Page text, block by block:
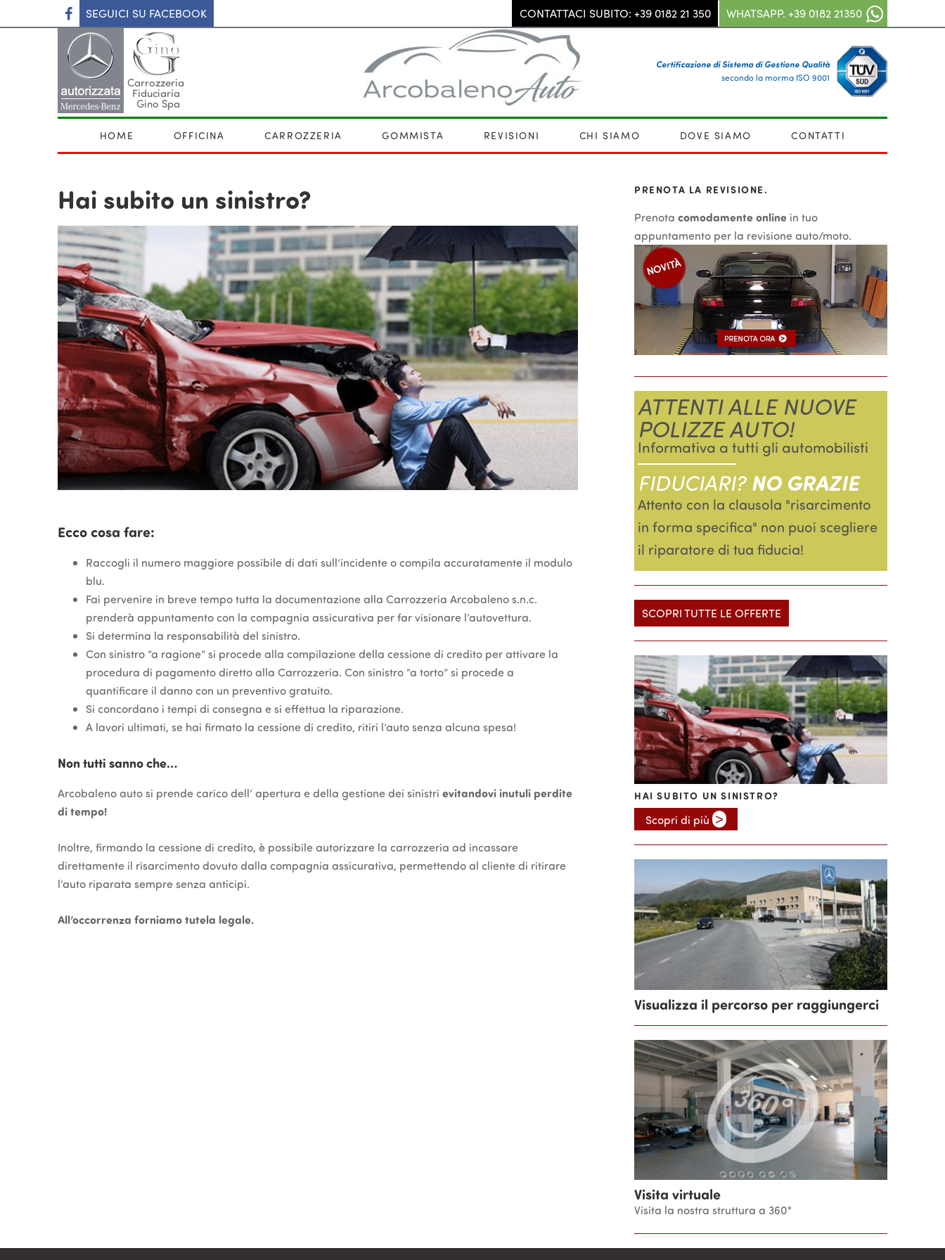
SEGUICI SU FACEBOOK CONTATTACI SUBITO: +39 0182 21 350 WHATSAPP. +39 0182 21350
Carrozzeria
Fiduciaria
Gino Spa
Certificazione di Sistema di Gestione Qualità
secondo la morma ISO 9001
HOME OFFICINA CARROZZERIA GOMMISTA REVISIONI CHI SIAMO DOVE SIAMO CONTATTI
Hai subito un sinistro?
Ecco cosa fare:
Raccogli il numero maggiore possibile di dati sull’incidente o compila accuratamente il modulo
blu.
Fai pervenire in breve tempo tutta la documentazione alla Carrozzeria Arcobaleno s.n.c.
prenderà appuntamento con la compagnia assicurativa per far visionare l’autovettura.
Si determina la responsabilità del sinistro.
Con sinistro “a ragione” si procede alla compilazione della cessione di credito per attivare la
procedura di pagamento diretto alla Carrozzeria. Con sinistro “a torto” si procede a
quantificare il danno con un preventivo gratuito.
Si concordano i tempi di consegna e si effettua la riparazione.
A lavori ultimati, se hai firmato la cessione di credito, ritiri l’auto senza alcuna spesa!
Non tutti sanno che…
Arcobaleno auto si prende carico dell’ apertura e della gestione dei sinistri evitandovi inutuli perdite
di tempo!
Inoltre, firmando la cessione di credito, è possibile autorizzare la carrozzeria ad incassare
direttamente il risarcimento dovuto dalla compagnia assicurativa, permettendo al cliente di ritirare
l’auto riparata sempre senza anticipi.
All’occorrenza forniamo tutela legale.
PRENOTA LA REVISIONE.
Prenota comodamente online in tuo
appuntamento per la revisione auto/moto.
ATTENTI ALLE NUOVE
POLIZZE AUTO!
Informativa a tutti gli automobilisti
FIDUCIARI? NO GRAZIE
Attento con la clausola "risarcimento
in forma specifica" non puoi scegliere
il riparatore di tua fiducia!
SCOPRI TUTTE LE OFFERTE
HAI SUBITO UN SINISTRO?
Scopri di più >
Visualizza il percorso per raggiungerci
Visita virtuale
Visita la nostra struttura a 360°